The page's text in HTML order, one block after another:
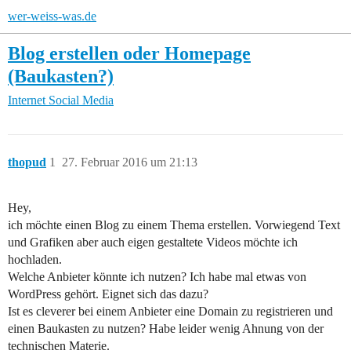
wer-weiss-was.de
Blog erstellen oder Homepage
(Baukasten?)
Internet Social Media
thopud 27. Februar 2016 um 21:13
1
Hey,
ich möchte einen Blog zu einem Thema erstellen. Vorwiegend Text
und Grafiken aber auch eigen gestaltete Videos möchte ich
hochladen.
Welche Anbieter könnte ich nutzen? Ich habe mal etwas von
WordPress gehört. Eignet sich das dazu?
Ist es cleverer bei einem Anbieter eine Domain zu registrieren und
einen Baukasten zu nutzen? Habe leider wenig Ahnung von der
technischen Materie.